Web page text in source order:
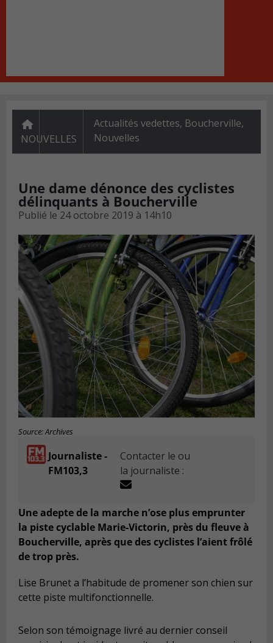
NOUVELLES
Actualités vedettes, Boucherville,
Nouvelles
Une dame dénonce des cyclistes
délinquants à Boucherville
Publié le 24 octobre 2019 à 14h10
Source: Archives
Journaliste -
FM103,3
Contacter le ou
la journaliste :
Une adepte de la marche n’ose plus emprunter
la piste cyclable Marie-Victorin, près du fleuve à
Boucherville, après que des cyclistes l’aient frôlé
de trop près.
Lise Brunet a l’habitude de promener son chien sur
cette piste multifonctionnelle.
Selon son témoignage livré au dernier conseil